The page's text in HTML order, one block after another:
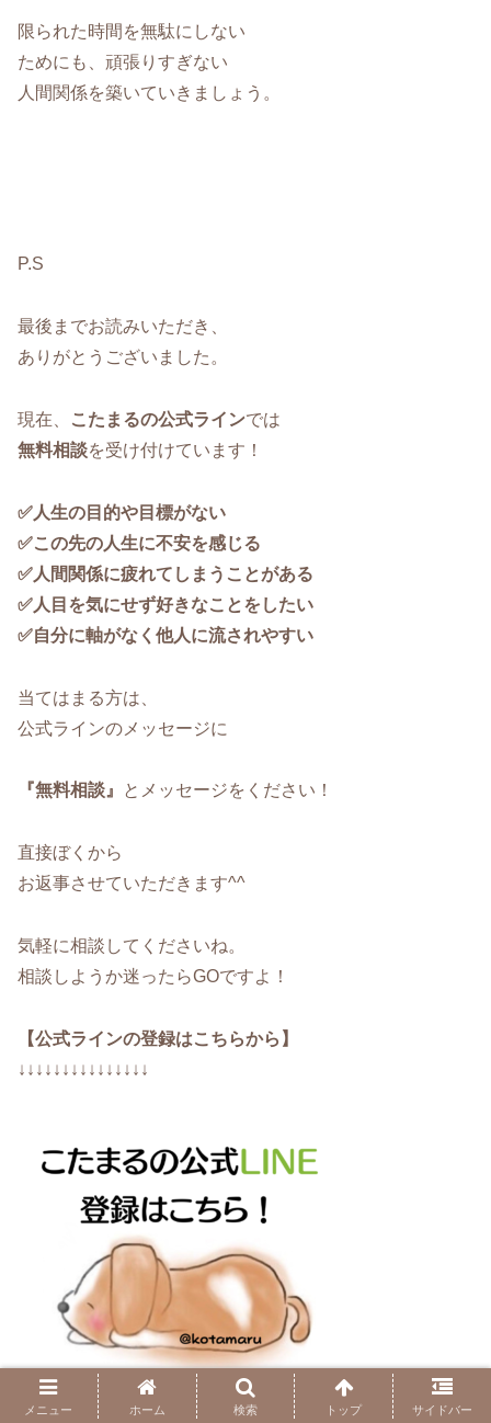
限られた時間を無駄にしない
ためにも、頑張りすぎない
人間関係を築いていきましょう。
P.S
最後までお読みいただき、
ありがとうございました。
現在、 こたまるの公式ラインでは
無料相談を受け付けています！
✅人生の目的や目標がない
✅この先の人生に不安を感じる
✅人間関係に疲れてしまうことがある
✅人目を気にせず好きなことをしたい
✅自分に軸がなく他人に流されやすい
当てはまる方は、
公式ラインのメッセージに
『無料相談』 とメッセージをください！
直接ぼくから
お返事させていただきます^^
気軽に相談してくださいね。
相談しようか迷ったらGOですよ！
【公式ラインの登録はこちらから】
↓↓↓↓↓↓↓↓↓↓↓↓↓↓↓
メニュー ホーム 検索 トップ サイドバー